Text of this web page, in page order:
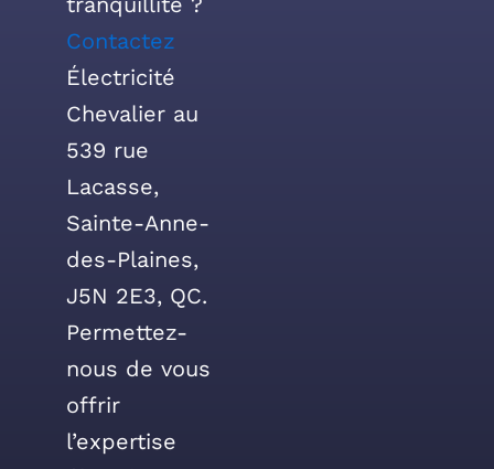
Contactez
Électricité
Chevalier au
539 rue
Lacasse,
Sainte-Anne-
des-Plaines,
J5N 2E3, QC.
Permettez-
nous de vous
offrir
l’expertise